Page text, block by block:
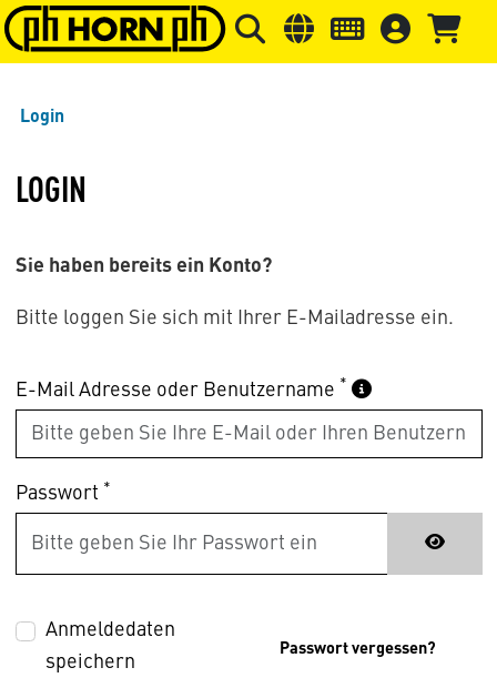
Springe zu Hauptinhalt Springe zum Header Springe
Login
LOGIN
Sie haben bereits ein Konto?
Bitte loggen Sie sich mit Ihrer E-Mailadresse ein.
E-Mail Adresse oder Benutzername *
Passwort *
Anmeldedaten
speichern
Passwort vergessen?